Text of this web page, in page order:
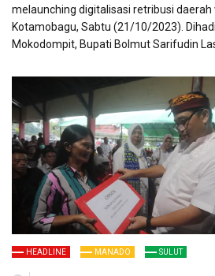
melaunching digitalisasi retribusi daerah
Kotamobagu, Sabtu (21/10/2023).
Mokodompit, Bupati Bolmut Sarifudin
HEADLINE MANADO SULUT